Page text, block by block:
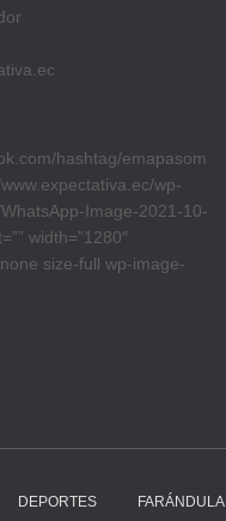
hashtag/emapasom
wp-
Image-2021-10-
width=”1280″
size-full wp-image-
DEPORTES FARÁNDULA